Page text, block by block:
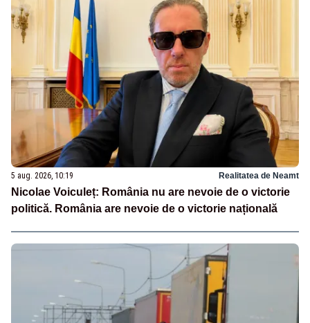
5 aug. 2026, 10:19 Realitatea de Neamt
Nicolae Voiculeț: România nu are nevoie de o victorie
politică. România are nevoie de o victorie națională